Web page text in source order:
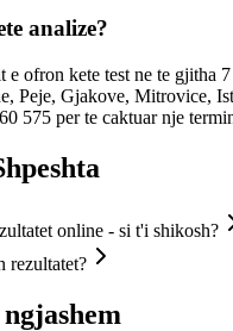
analize?
ofron kete test ne te gjitha
Peje, Gjakove, Mitrovice,
575 per te caktuar nje
online - si t'i shikosh?
rezultatet?